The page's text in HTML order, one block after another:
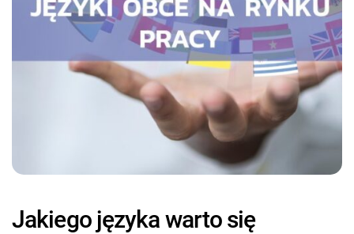
Jakiego języka warto się